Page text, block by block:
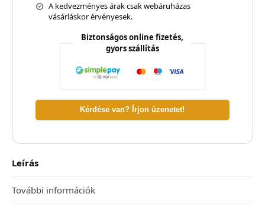
A kedvezményes árak csak webáruházas
vásárláskor érvényesek.
Biztonságos online fizetés,
gyors szállítás
Kérdése van? Írjon üzenetet!
Leírás
További információk